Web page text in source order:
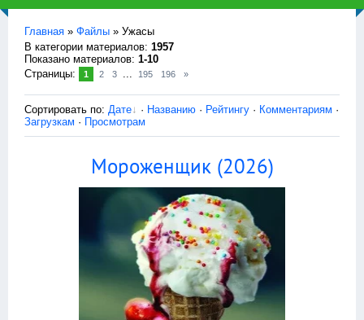
Главная » Файлы » Ужасы
В категории материалов: 1957
Показано материалов: 1-10
Страницы: 1 2 3 ... 195 196 »
Сортировать по: Дате · Названию · Рейтингу · Комментариям ·
Загрузкам · Просмотрам
Мороженщик (2026)